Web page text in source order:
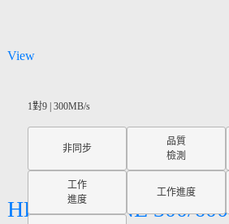
View
1對9 | 300MB/s
非同步
品質
檢測
工作
進度
工作進度
HD CyCLONE 300/600